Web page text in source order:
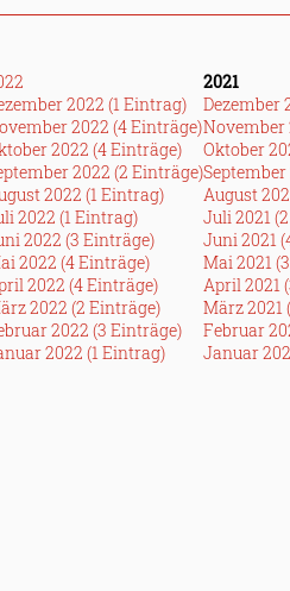
2022 (1 Eintrag)
2022 (4 Einträge)
2022 (4 Einträge)
2022 (2 Einträge)
2022 (1 Eintrag)
2022 (1 Eintrag)
2022 (3 Einträge)
2022 (4 Einträge)
2022 (4 Einträge)
2022 (2 Einträge)
2022 (3 Einträge)
2022 (1 Eintrag)
2021
Dezember
November
Oktober
August
Juli 2021
Juni 2021
Mai 2021
April 2021
März 2021
Februar
Januar